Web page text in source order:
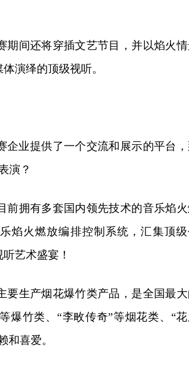
期间还将穿插文艺节目，并以焰火
演绎的顶级视听。
企业提供了一个交流和展示的平台
演？
前拥有多套国内领先技术的音乐焰
焰火燃放编排控制系统，汇集顶级
艺术盛宴！
要生产烟花爆竹类产品，是全国最
爆竹类、“李畋传奇”等烟花类、“花
和喜爱。